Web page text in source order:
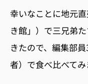
幸いなことに地元
き館」）で三兄弟
きたので、編集部員
者）で食べ比べてみ